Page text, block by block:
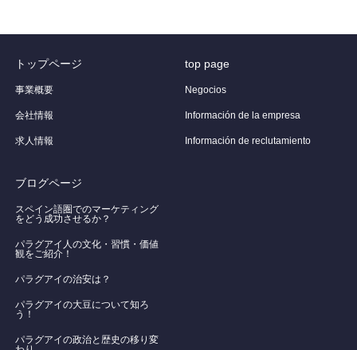
トップページ
事業概要
会社情報
求人情報
top page
Negocios
Información de la empresa
Información de reclutamiento
ブログページ
スペイン語圏でのマーケティング
をどう成功させるか？
パラグアイ人の文化・習慣・価値
観をご紹介！
​パラグアイの治安は？
パラグアイの大豆について知ろ
う！
​パラグアイの政治と歴史の移り変